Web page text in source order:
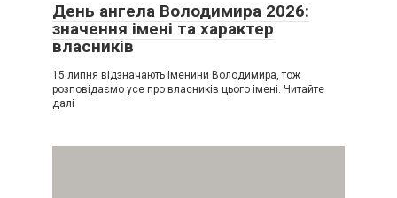
День ангела Володимира 2026:
значення імені та характер
власників
15 липня відзначають іменини Володимира, тож
розповідаємо усе про власників цього імені. Читайте
далі